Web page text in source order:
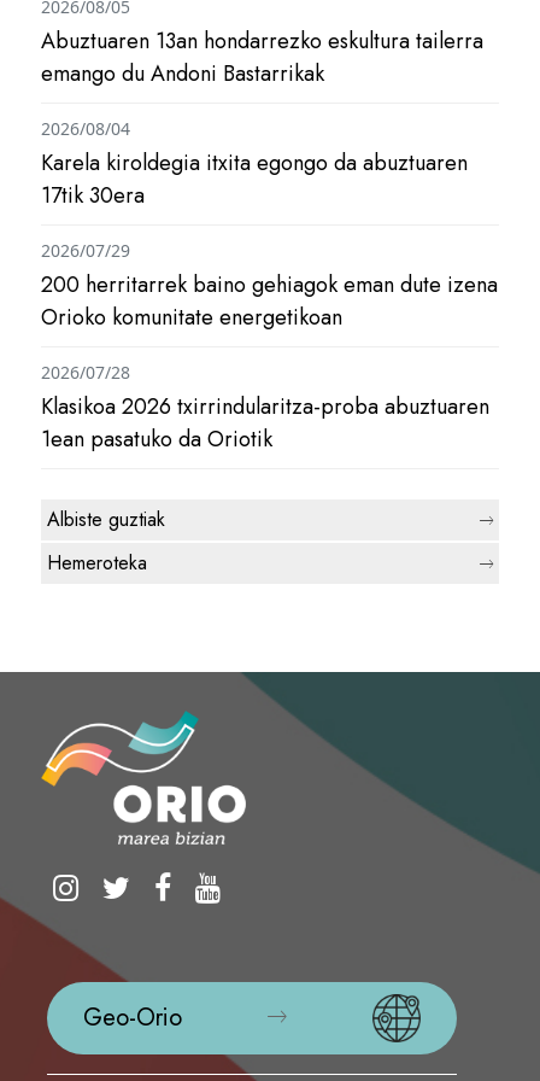
Abuztuaren 13an hondarrezko eskultura tailerra
emango du Andoni Bastarrikak
2026/08/05
Karela kiroldegia itxita egongo da abuztuaren
17tik 30era
2026/08/04
200 herritarrek baino gehiagok eman dute izena
Orioko komunitate energetikoan
2026/07/29
Klasikoa 2026 txirrindularitza-proba abuztuaren
1ean pasatuko da Oriotik
2026/07/28
Albiste guztiak
Hemeroteka
Geo-Orio